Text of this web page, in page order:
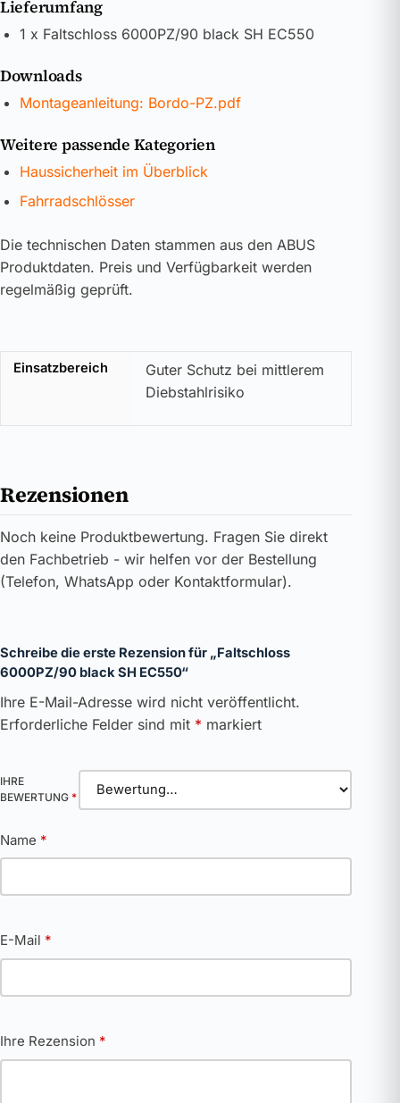
Lieferumfang
1 x Faltschloss 6000PZ/90 black SH EC550
Downloads
Montageanleitung: Bordo-PZ.pdf
Weitere passende Kategorien
Haussicherheit im Überblick
Fahrradschlösser
Die technischen Daten stammen aus den ABUS
Produktdaten. Preis und Verfügbarkeit werden
regelmäßig geprüft.
Einsatzbereich
Guter Schutz bei mittlerem
Diebstahlrisiko
Rezensionen
Noch keine Produktbewertung. Fragen Sie direkt
den Fachbetrieb - wir helfen vor der Bestellung
(Telefon, WhatsApp oder Kontaktformular).
Schreibe die erste Rezension für „Faltschloss
6000PZ/90 black SH EC550“
Ihre E-Mail-Adresse wird nicht veröffentlicht.
Erforderliche Felder sind mit * markiert
IHRE
BEWERTUNG *
Name *
E-Mail *
Ihre Rezension *